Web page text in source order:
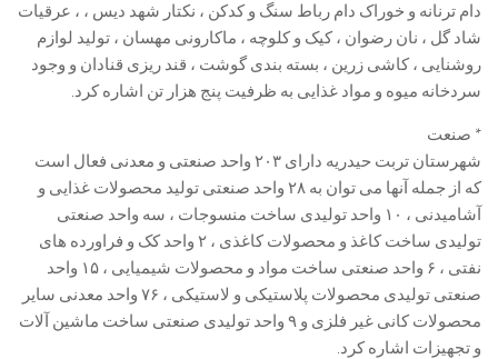
دام ترنانه و خوراک دام رباط سنگ و کدکن ، نکتار شهد دیس ، ، عرقیات
شاد گل ، نان رضوان ، کیک و کلوچه ، ماکارونی مهسان ، تولید لوازم
روشنایی ، کاشی زرین ، بسته بندی گوشت ، قند ریزی قنادان و وجود
سردخانه میوه و مواد غذایی به ظرفیت پنج هزار تن اشاره کرد.
* صنعت
شهرستان تربت حیدریه دارای ۲۰۳ واحد صنعتی و معدنی فعال است
که از جمله آنها می توان به ۲۸ واحد صنعتی تولید محصولات غذایی و
آشامیدنی ، ۱۰ واحد تولیدی ساخت منسوجات ، سه واحد صنعتی
تولیدی ساخت کاغذ و محصولات کاغذی ، ۲ واحد کک و فراورده های
نفتی ، ۶ واحد صنعتی ساخت مواد و محصولات شیمیایی ، ۱۵ واحد
صنعتی تولیدی محصولات پلاستیکی و لاستیکی ، ۷۶ واحد معدنی سایر
محصولات کانی غیر فلزی و ۹ واحد تولیدی صنعتی ساخت ماشین آلات
و تجهیزات اشاره کرد.